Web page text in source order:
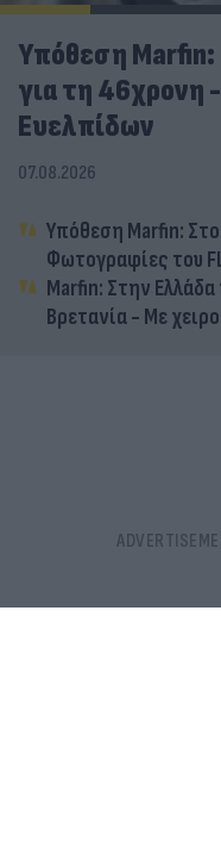
Υπόθεση Marfin:
για τη 46χρονη
Ευελπίδων
07.08.2026
Υπόθεση Marfin:
Φωτογραφίες του
Marfin: Στην
Βρετανία - Με